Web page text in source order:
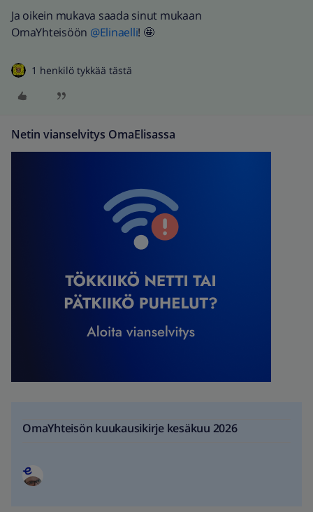
Ja oikein mukava saada sinut mukaan
OmaYhteisöön @Elinaelli! 🤩
1 henkilö tykkää tästä
Netin vianselvitys OmaElisassa
OmaYhteisön kuukausikirje kesäkuu 2026